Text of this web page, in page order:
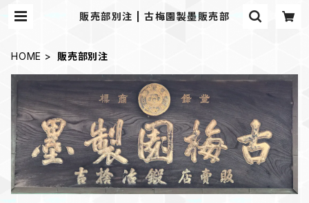
販売部別注 | 古梅園製墨販売部
HOME 販売部別注